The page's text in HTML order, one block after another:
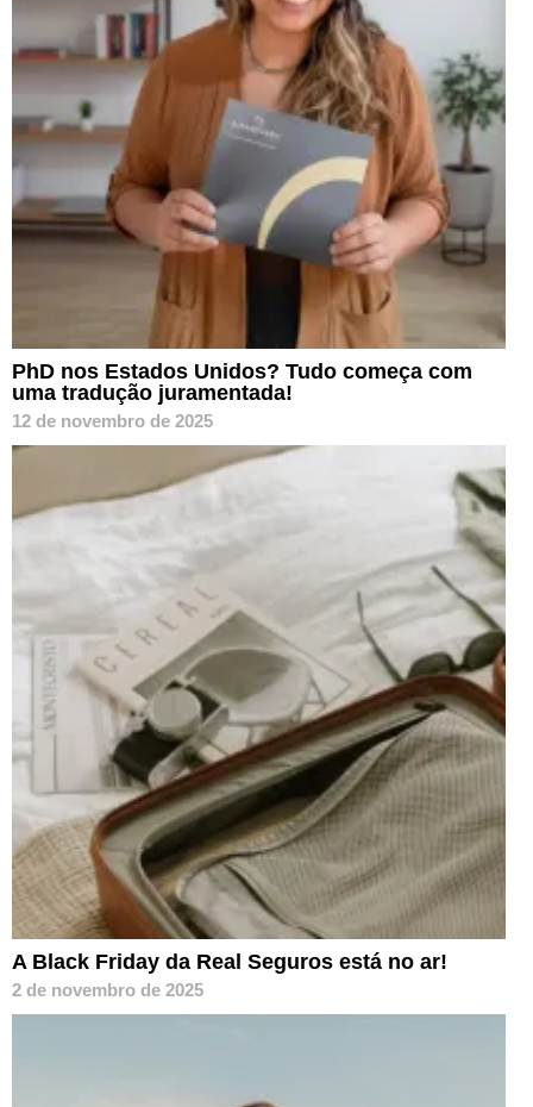
PhD nos Estados Unidos? Tudo começa com
uma tradução juramentada!
12 de novembro de 2025
A Black Friday da Real Seguros está no ar!
2 de novembro de 2025